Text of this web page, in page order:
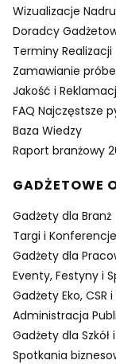
Wizualizacje
Doradcy
Terminy Realizacji
Zamawianie
Jakość i
FAQ Najczęstsze
Baza Wiedzy
Raport branżowy
GADŻETOWE
Gadżety dla Branż
Targi i Konferencje
Gadżety dla
Eventy, Festyny i
Gadżety Eko, CSR i
Administracja
Gadżety dla Szkół
Spotkania